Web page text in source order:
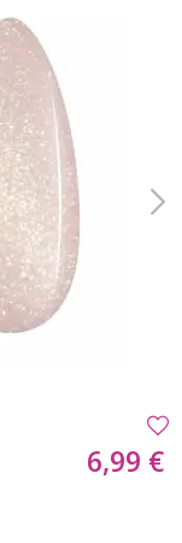
6,99 €